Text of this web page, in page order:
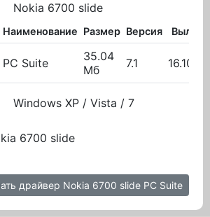
Nokia 6700 slide
Наименование Размер Версия
PC Suite
35.04
Мб
7.1
Windows XP / Vista / 7
6700 slide
драйвер Nokia 6700 slide PC Suite